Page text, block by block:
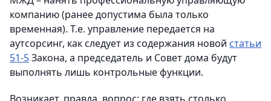
компанию (ранее допустима была только
временная). Т.е. управление передается на
аутсорсинг, как следует из содержания новой статьи
51-5Закона, а председатель и Совет дома будут
выполнять лишь контрольные функции.